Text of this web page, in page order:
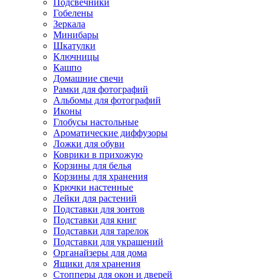
Подсвечники
Гобелены
Зеркала
Минибары
Шкатулки
Ключницы
Кашпо
Домашние свечи
Рамки для фотографий
Альбомы для фотографий
Иконы
Глобусы настольные
Ароматические диффузоры
Ложки для обуви
Коврики в прихожую
Корзины для белья
Корзины для хранения
Крючки настенные
Лейки для растений
Подставки для зонтов
Подставки для книг
Подставки для тарелок
Подставки для украшений
Органайзеры для дома
Ящики для хранения
Стопперы для окон и дверей